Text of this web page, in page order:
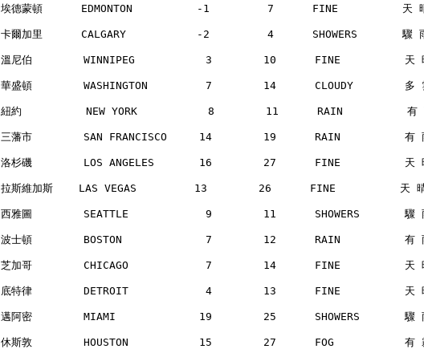
埃德蒙頓      EDMONTON          -1         7      FINE          天
卡爾加里      CALGARY           -2         4      SHOWERS       驟
溫尼伯        WINNIPEG           3        10      FINE          天
華盛頓        WASHINGTON         7        14      CLOUDY        多
紐約          NEW YORK           8        11      RAIN          有
三藩市        SAN FRANCISCO     14        19      RAIN          有
洛杉磯        LOS ANGELES       16        27      FINE          天
拉斯維加斯    LAS VEGAS         13        26      FINE          天
西雅圖        SEATTLE            9        11      SHOWERS       驟
波士頓        BOSTON             7        12      RAIN          有
芝加哥        CHICAGO            7        14      FINE          天
底特律        DETROIT            4        13      FINE          天
邁阿密        MIAMI             19        25      SHOWERS       驟
休斯敦        HOUSTON           15        27      FOG           有